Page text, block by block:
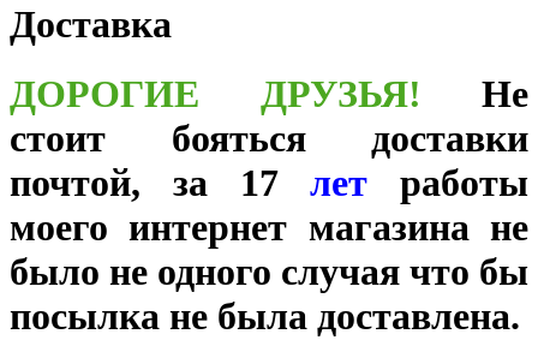
Доставка
ДОРОГИЕ ДРУЗЬЯ! Не
стоит бояться доставки
почтой, за 17лет работы
моего интернет магазина не
было не одного случая что бы
посылка не была доставлена.